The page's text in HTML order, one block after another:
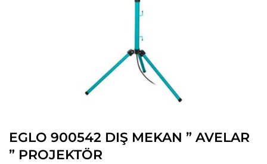
EGLO 900542 DIŞ MEKAN ” AVELAR
” PROJEKTÖR